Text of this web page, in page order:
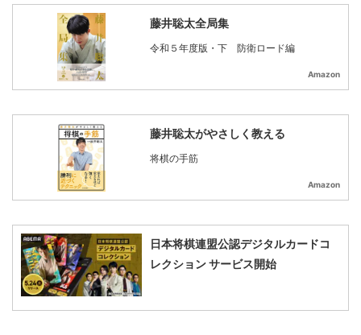
藤井聡太全局集
令和５年度版・下 防衛ロード編
Amazon
藤井聡太がやさしく教える
将棋の手筋
Amazon
日本将棋連盟公認デジタルカードコ
レクション サービス開始